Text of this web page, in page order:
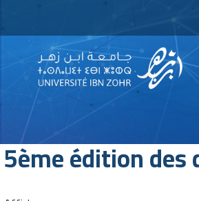
5ème édition des